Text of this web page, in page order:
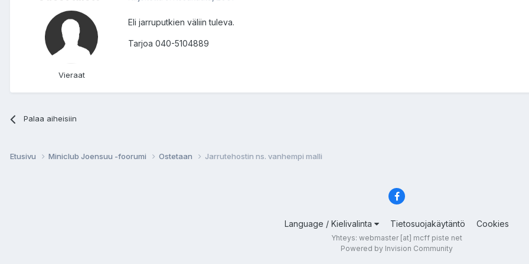
Vieraat
Eli jarruputkien väliin tuleva.
Tarjoa 040-5104889
Palaa aiheisiin
Etusivu Miniclub Joensuu -foorumi Ostetaan Jarrutehostin ns. vanhempi malli
Language / Kielivalinta Tietosuojakäytäntö Cookies
Yhteys: webmaster [at] mcff piste net
Powered by Invision Community